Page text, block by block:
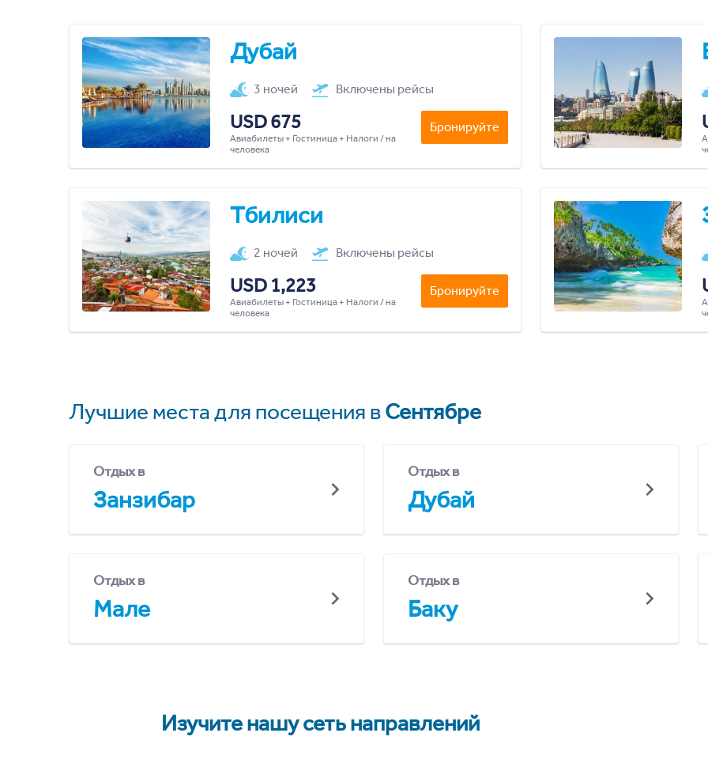
Дубай
3 ночей Включены рейсы
USD 675
Авиабилеты + Гостиница + Налоги / на
человека
Бронируйте
Тбилиси
2 ночей Включены рейсы
USD 1,223
Авиабилеты + Гостиница + Налоги / на
человека
Бронируйте
Лучшие места для посещения вСентябре
Отдых в
Занзибар
Отдых в
Дубай
Отдых в
Мале
Отдых в
Баку
Изучите нашу сеть направлений